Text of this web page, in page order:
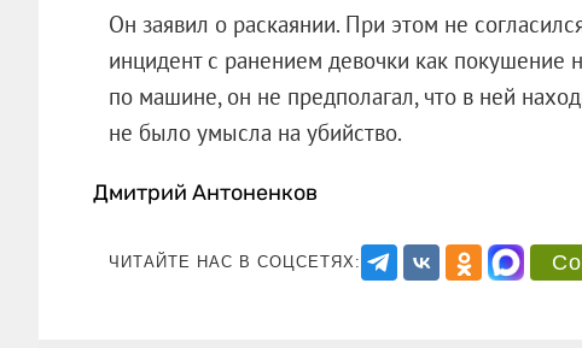
Он заявил о раскаянии. При этом не
инцидент с ранением девочки как покушение
по машине, он не предполагал, что в ней
не было умысла на убийство.
Дмитрий Антоненков
ЧИТАЙТЕ НАС В СОЦСЕТЯХ: